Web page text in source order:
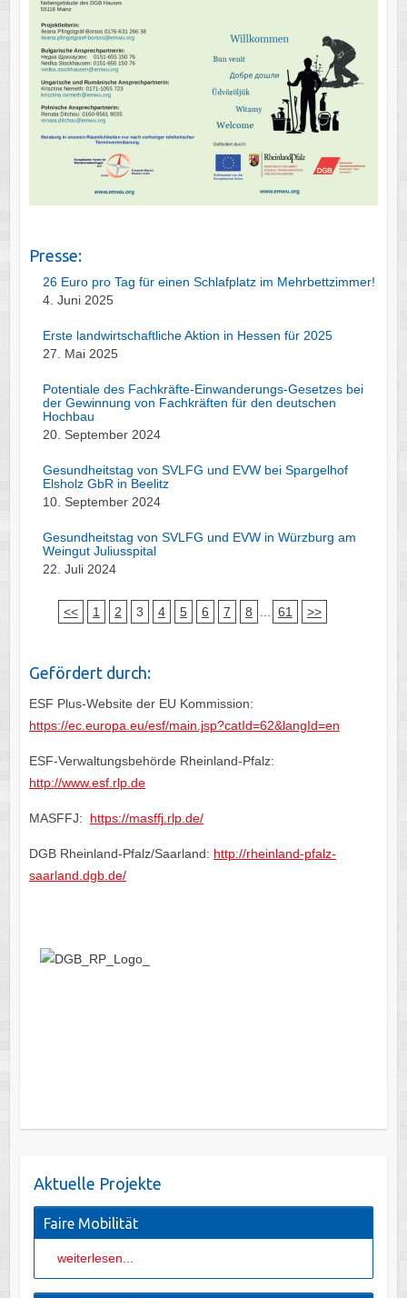
Presse:
26 Euro pro Tag für einen Schlafplatz im Mehrbettzimmer!
4. Juni 2025
Erste landwirtschaftliche Aktion in Hessen für 2025
27. Mai 2025
Potentiale des Fachkräfte-Einwanderungs-Gesetzes bei
der Gewinnung von Fachkräften für den deutschen
Hochbau
20. September 2024
Gesundheitstag von SVLFG und EVW bei Spargelhof
Elsholz GbR in Beelitz
10. September 2024
Gesundheitstag von SVLFG und EVW in Würzburg am
Weingut Juliusspital
22. Juli 2024
<< 1 2 3 4 5 6 7 8 61 >>
Gefördert durch:
ESF Plus-Website der EU Kommission:
https://ec.europa.eu/esf/main.jsp?catId=62&langId=en
ESF-Verwaltungsbehörde Rheinland-Pfalz:
http://www.esf.rlp.de
MASFFJ: https://masffj.rlp.de/
DGB Rheinland-Pfalz/Saarland: http://rheinland-pfalz-
saarland.dgb.de/
Aktuelle Projekte
Faire Mobilität
weiterlesen...